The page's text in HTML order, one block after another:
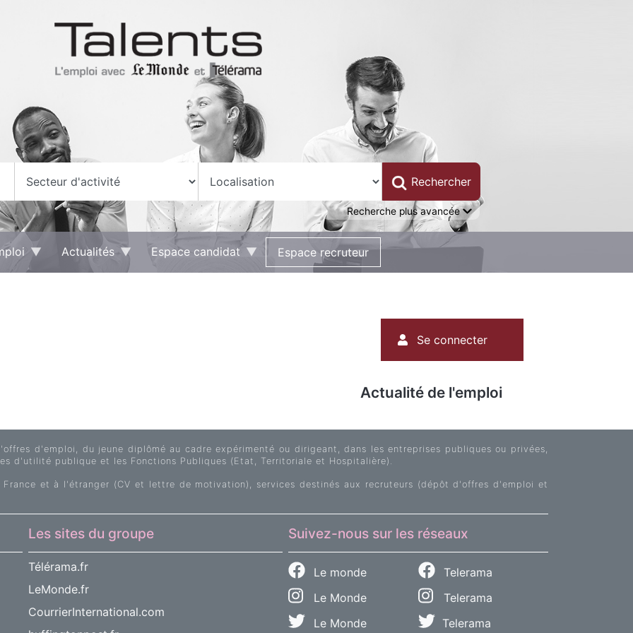
Recherche plus avancée
Actualités Espace candidat Espace recruteur
du
compte
l'utilisateur
Se connecter
Actualité de l'emploi
d'emploi, du jeune diplômé au cadre expérimenté ou dirigeant, dans les entreprises publiques ou privées,
d'utilité publique et les Fonctions Publiques (Etat, Territoriale et Hospitalière).
et à l'étranger (CV et lettre de motivation), services destinés aux recruteurs (dépôt d'offres d'emploi et
Les sites du groupe
Télérama.fr
LeMonde.fr
CourrierInternational.com
Suivez-nous sur les réseaux
Le monde
Telerama
Le Monde
Telerama
Le Monde
Telerama